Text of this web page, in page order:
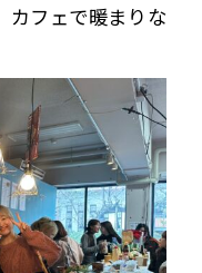
カフェで暖まりな